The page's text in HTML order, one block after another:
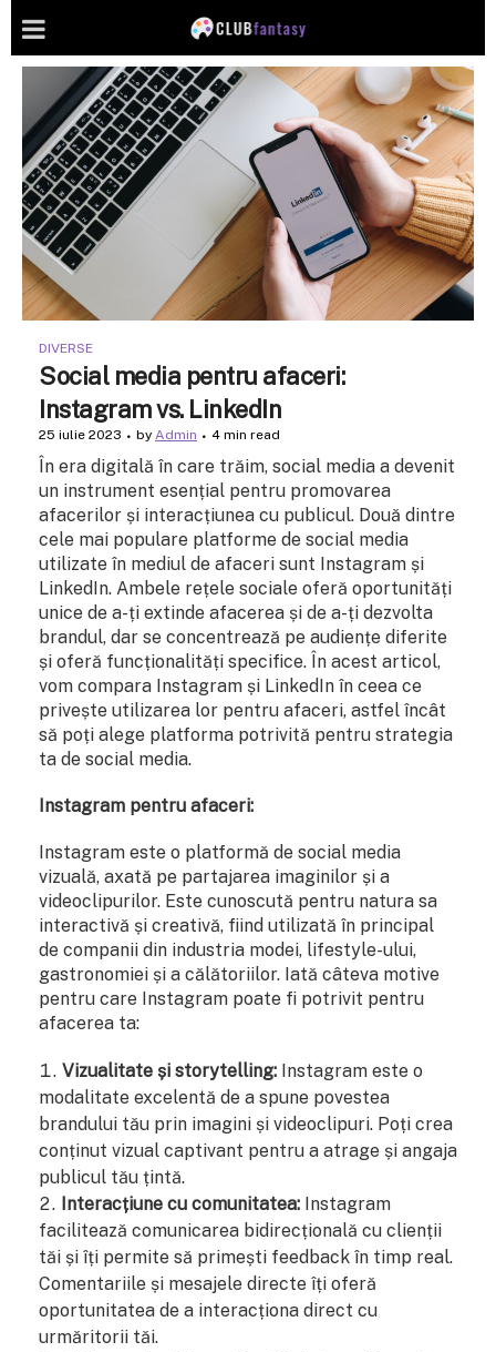
DIVERSE
Social media pentru afaceri:
Instagram vs. LinkedIn
25 iulie 2023 by Admin 4 min read
În era digitală în care trăim, social media a devenit
un instrument esențial pentru promovarea
afacerilor și interacțiunea cu publicul. Două dintre
cele mai populare platforme de social media
utilizate în mediul de afaceri sunt Instagram și
LinkedIn. Ambele rețele sociale oferă oportunități
unice de a-ți extinde afacerea și de a-ți dezvolta
brandul, dar se concentrează pe audiențe diferite
și oferă funcționalități specifice. În acest articol,
vom compara Instagram și LinkedIn în ceea ce
privește utilizarea lor pentru afaceri, astfel încât
să poți alege platforma potrivită pentru strategia
ta de social media.
Instagram pentru afaceri:
Instagram este o platformă de social media
vizuală, axată pe partajarea imaginilor și a
videoclipurilor. Este cunoscută pentru natura sa
interactivă și creativă, fiind utilizată în principal
de companii din industria modei, lifestyle-ului,
gastronomiei și a călătoriilor. Iată câteva motive
pentru care Instagram poate fi potrivit pentru
afacerea ta:
Vizualitate și storytelling: Instagram este o
modalitate excelentă de a spune povestea
brandului tău prin imagini și videoclipuri. Poți crea
conținut vizual captivant pentru a atrage și angaja
publicul tău țintă.
Interacțiune cu comunitatea: Instagram
facilitează comunicarea bidirecțională cu clienții
tăi și îți permite să primești feedback în timp real.
Comentariile și mesajele directe îți oferă
oportunitatea de a interacționa direct cu
urmăritorii tăi.